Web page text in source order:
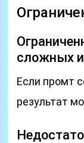
сложных
Если промт
результат